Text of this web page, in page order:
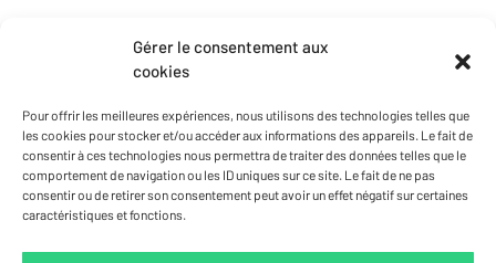
Gérer le consentement aux
cookies
Pour offrir les meilleures expériences, nous utilisons des technologies telles que
les cookies pour stocker et/ou accéder aux informations des appareils. Le fait de
consentir à ces technologies nous permettra de traiter des données telles que le
comportement de navigation ou les ID uniques sur ce site. Le fait de ne pas
consentir ou de retirer son consentement peut avoir un effet négatif sur certaines
caractéristiques et fonctions.